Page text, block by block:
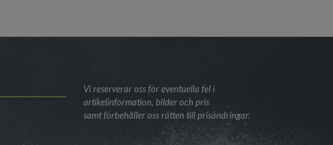
Vi reserverar oss för eventuella fel i
artikelinformation, bilder och pris
samt förbehåller oss rätten till prisändringar.